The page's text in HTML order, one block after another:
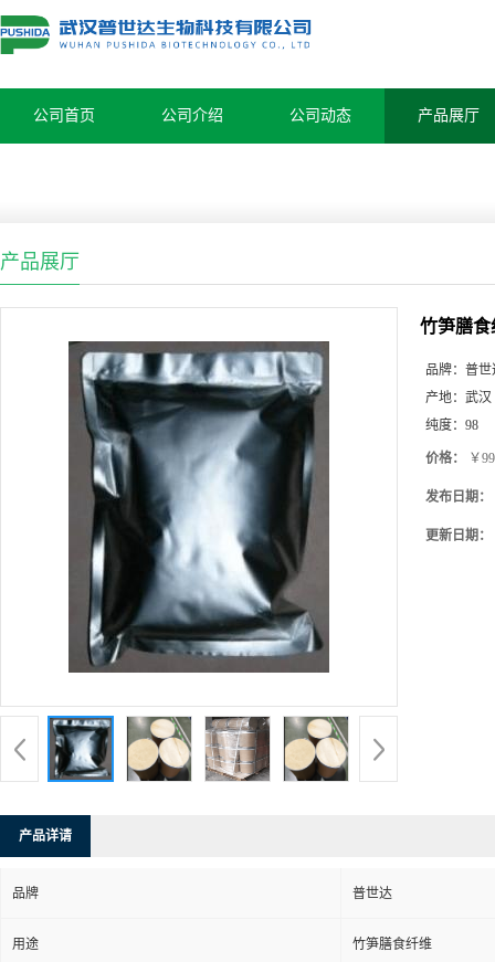
公司首页 公司介绍 公司动态 产品展厅
产品展厅
竹笋膳食
品牌： 普世
产地： 武汉
纯度： 98
价格： ￥
发布日期：
更新日期：
产品详请
品牌 普世达
用途 竹笋膳食纤维